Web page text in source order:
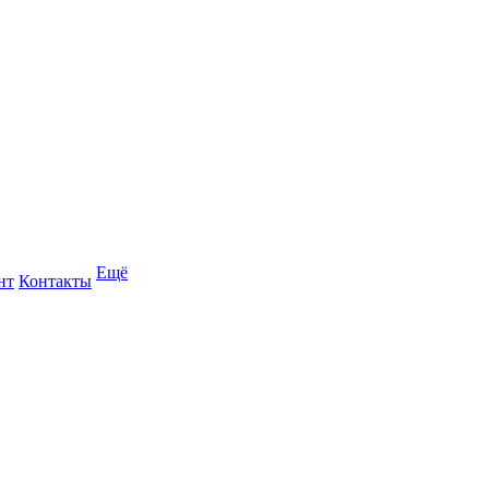
Контакты Ещё